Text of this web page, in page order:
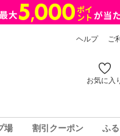
ヘルプ ご
お気に入
場 割引クーポン ふ